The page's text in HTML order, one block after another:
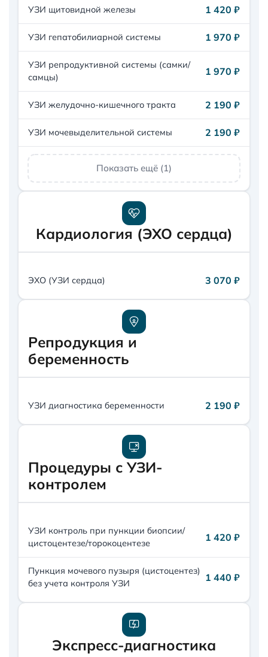
УЗИ щитовидной железы 1 420 ₽
УЗИ гепатобилиарной системы 1 970 ₽
УЗИ репродуктивной системы (самки/
самцы)
1 970 ₽
УЗИ желудочно-кишечного тракта 2 190 ₽
УЗИ мочевыделительной системы 2 190 ₽
Показать ещё (1)
Кардиология (ЭХО сердца)
ЭХО (УЗИ сердца) 3 070 ₽
Репродукция и
беременность
УЗИ диагностика беременности 2 190 ₽
Процедуры с УЗИ-
контролем
УЗИ контроль при пункции биопсии/
цистоцентезе/торокоцентезе
1 420 ₽
Пункция мочевого пузыря (цистоцентез)
без учета контроля УЗИ
1 440 ₽
Экспресс-диагностика